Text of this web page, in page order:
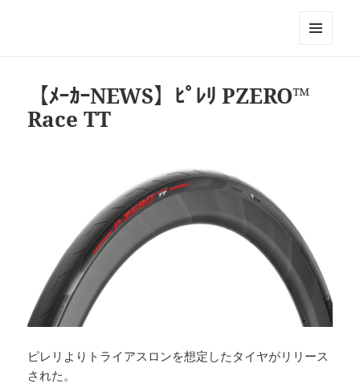
ット
【ﾒｰｶｰNEWS】ﾋﾟﾚﾘ PZERO™
Race TT
ピレリよりトライアスロンを想定したタイヤがリリース
された。